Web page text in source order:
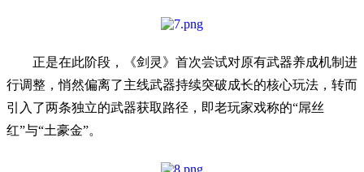
正是在此阶段，《剑灵》首次尝试对原有武器养成机制进
行调整，悄然偏离了主线武器持续突破成长的核心玩法，转而
引入了两条独立的武器获取路径，即老玩家戏称的“屌丝
红”与“土豪金”。